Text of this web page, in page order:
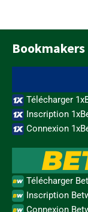
Bookmakers
Télécharger
Inscription
Connexion
Télécharger
Inscription
Connexion